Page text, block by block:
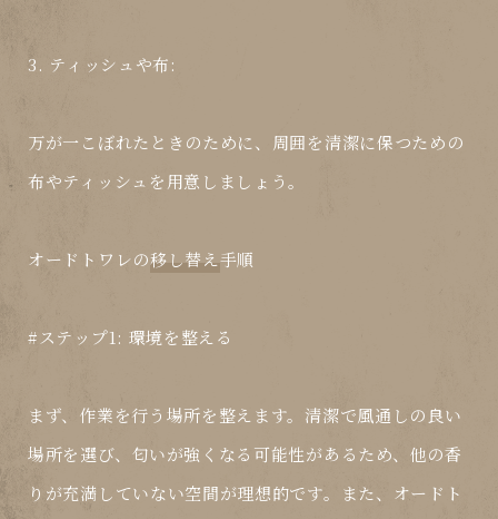
3. ティッシュや布:
万が一こぼれたときのために、周囲を清潔に保つための
布やティッシュを用意しましょう。
オードトワレの移し替え 手順
#ステップ1: 環境を整える
まず、作業を行う場所を整えます。清潔で風通しの良い
場所を選び、匂いが強くなる可能性があるため、他の香
りが充満していない空間が理想的です。また、オードト